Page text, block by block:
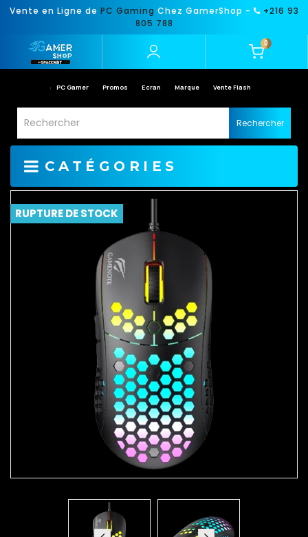
Vente en Ligne de PC Gaming Chez GamerShop -
+216 93
805 788
0
PC Gamer Promos Ecran Marque Vente Flash
Rechercher
CATÉGORIES
RUPTURE DE STOCK